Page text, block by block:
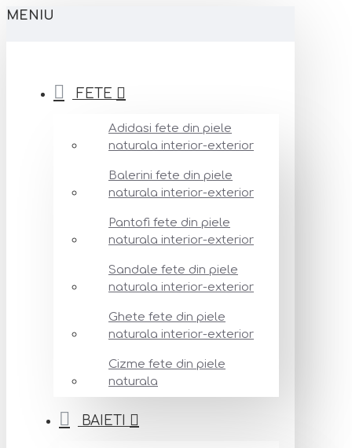
MENIU
FETE
Adidasi fete din piele
naturala interior-exterior
Balerini fete din piele
naturala interior-exterior
Pantofi fete din piele
naturala interior-exterior
Sandale fete din piele
naturala interior-exterior
Ghete fete din piele
naturala interior-exterior
Cizme fete din piele
naturala
BAIETI